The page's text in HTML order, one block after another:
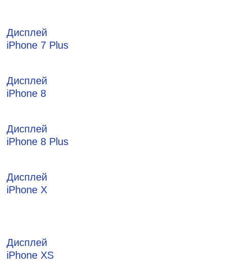
Дисплей
iPhone 7 Plus
Дисплей
iPhone 8
Дисплей
iPhone 8 Plus
Дисплей
iPhone X
Дисплей
iPhone XS